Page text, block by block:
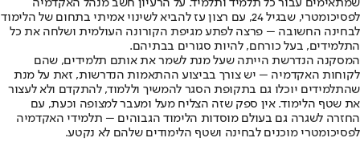
שמתאימים עבור כל תלמיד ותלמיד. על הרעיון חשב מנהל האקדמיה
לפסיכומטרי, שבגיל 24, עם רצון עז להביא לשינוי אמיתי בתחום של הלימוד
לבחינה החשובה – פרצה לפתע מגיפת הקורונה העולמית ושלחה את כל
התלמידים, בעל כורחם, להיות סגורים בבתיהם.
המסקנה הנדרשת הייתה שעל מנת לשמר את אותם תלמידים, שהם
לקוחות האקדמיה – יש צורך בביצוע ההתאמות הנדרשות, זאת על מנת
שהתלמידים יוכלו גם בתקופת הסגר להמשיך וללמוד, להתקדם ולא לעצור
את שטף הלימוד. אין ספק שזה הצליח מעל ומעבר למצופה וכעת, עם
החזרה לשגרה גם בעולם מוסדות הלימוד הגבוהים – תלמידי האקדמיה
לפסיכומטרי מוכנים לבחינה ושטף הלימודים שלהם לא נקטע.